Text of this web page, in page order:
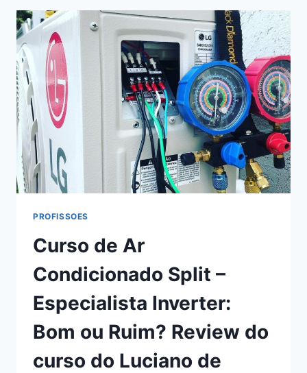
BOM
OU
ALEXANDRE
CARAMASCHI,
FUNCIONA
MESMO?
PROFISSOES
Curso de Ar
Condicionado Split –
Especialista Inverter:
Bom ou Ruim? Review do
curso do Luciano de